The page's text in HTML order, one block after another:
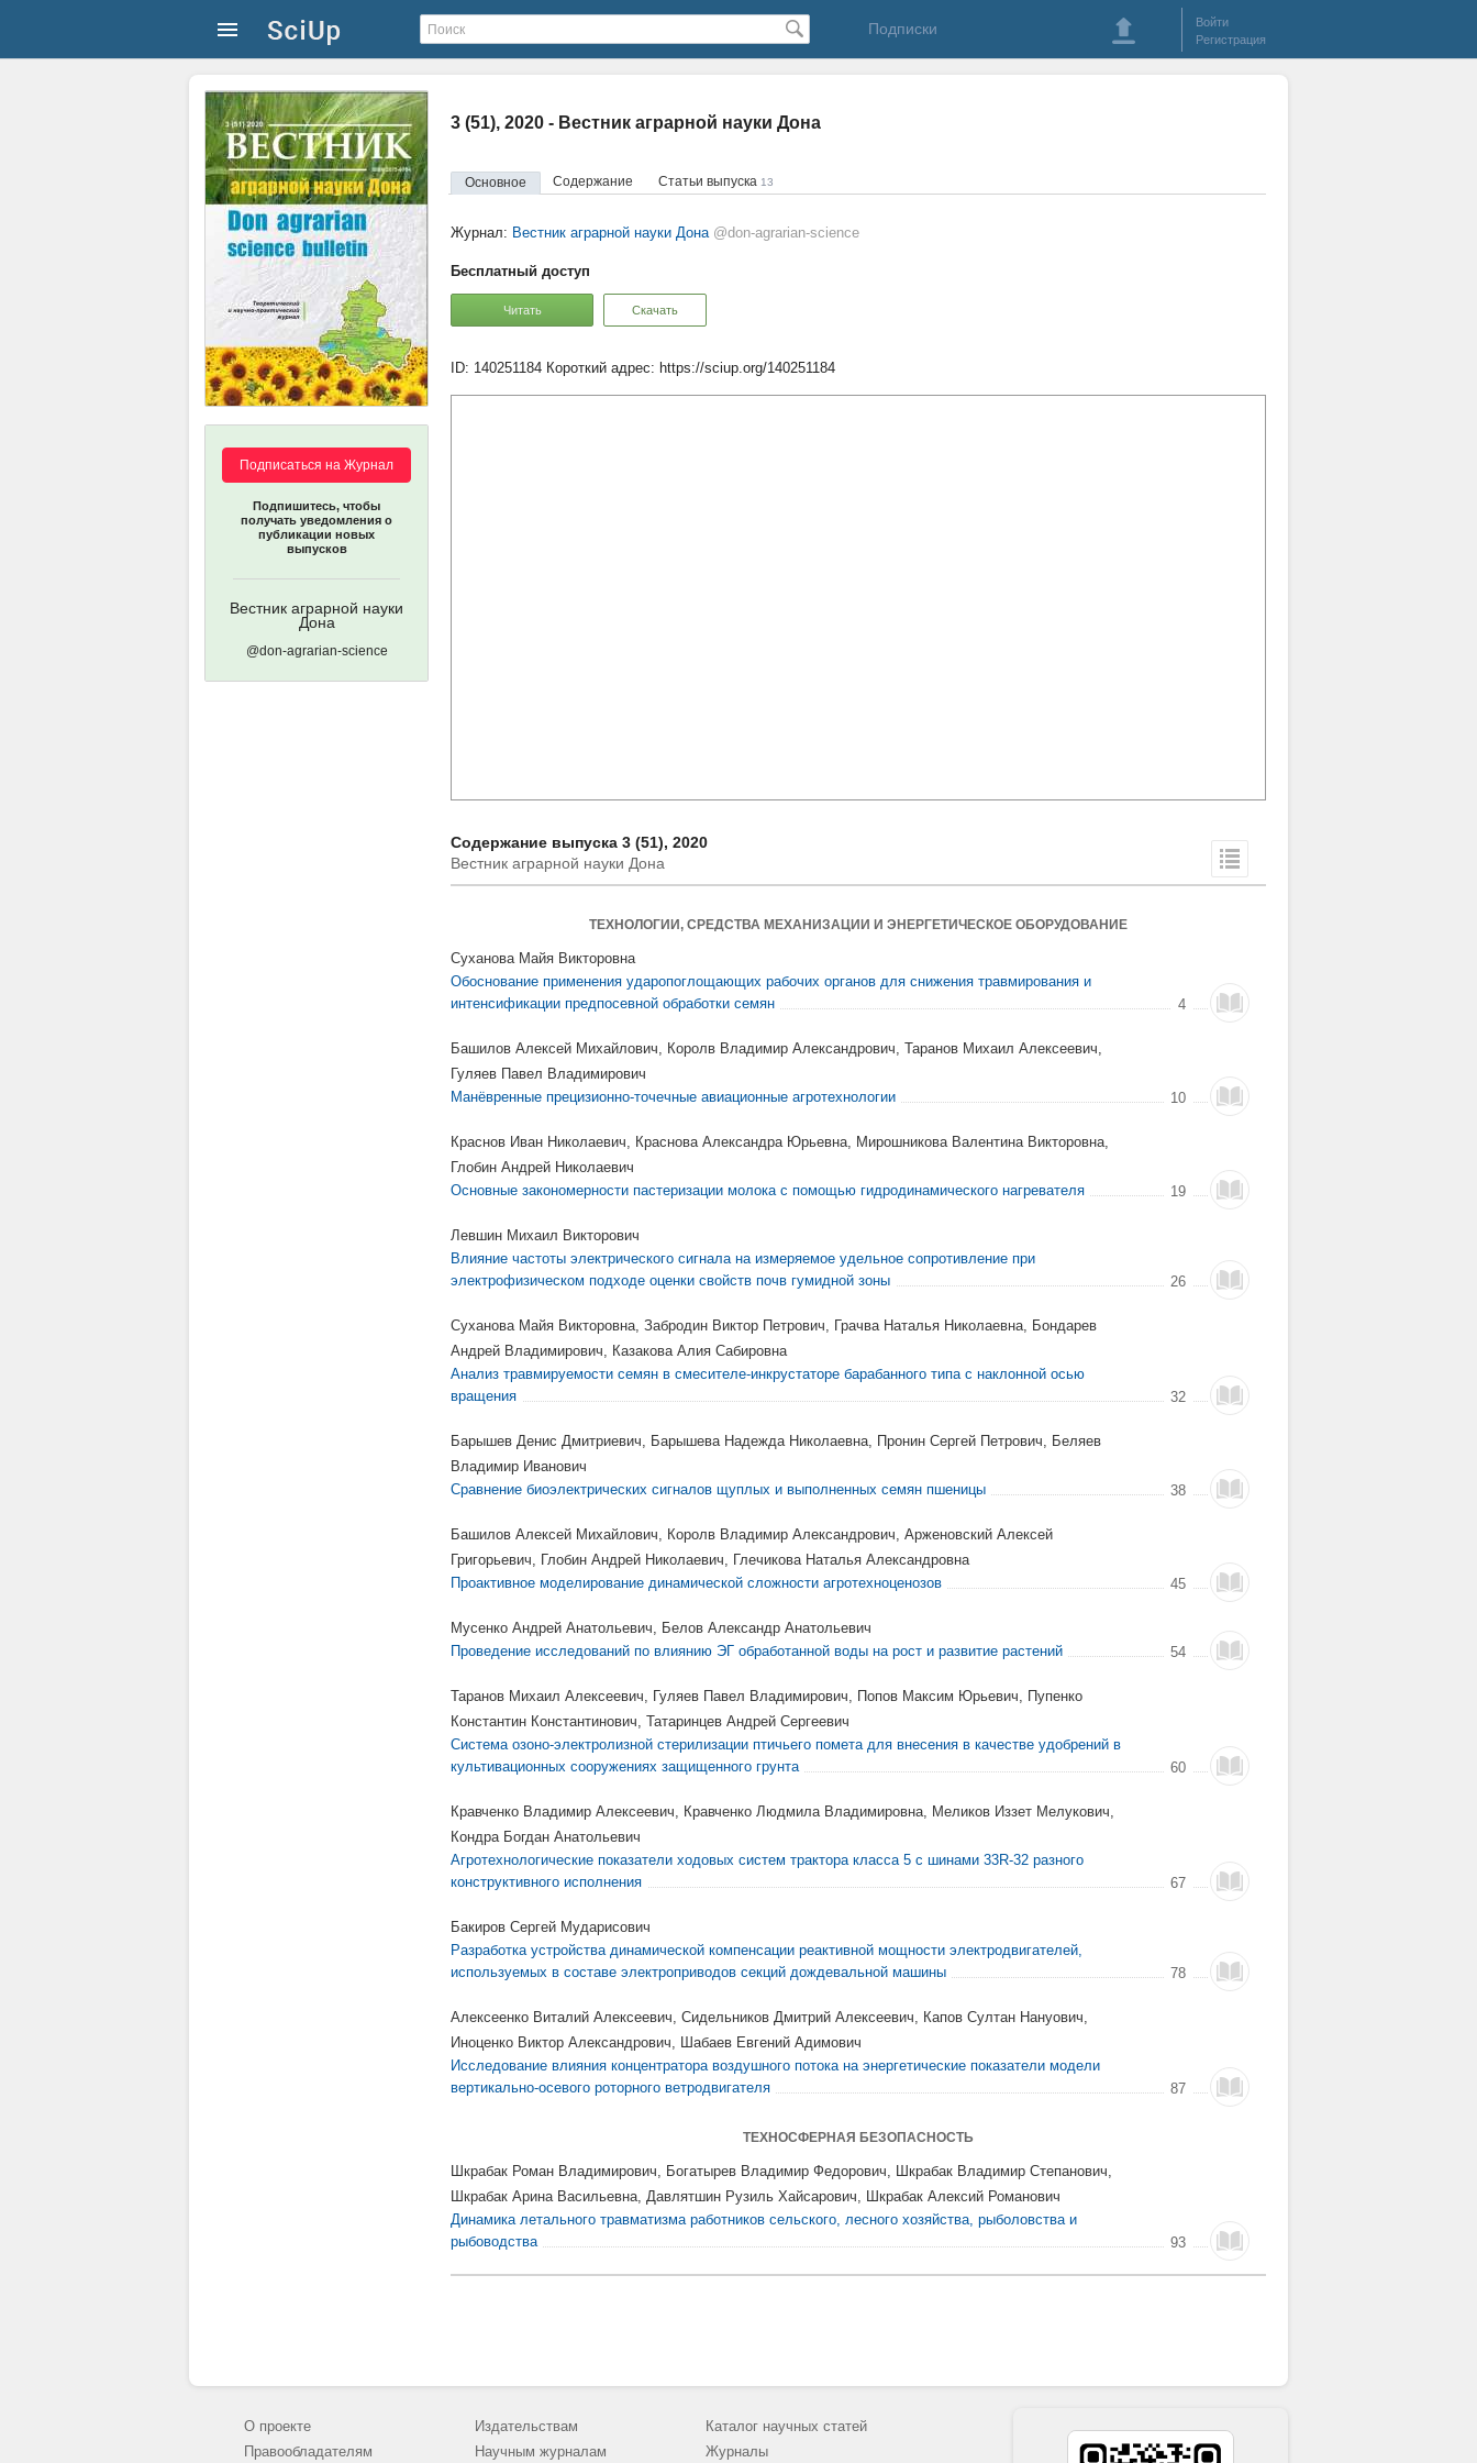
Подписки
Войти
Регистрация
3 (51), 2020 - Вестник аграрной науки Дона
Основное Содержание Статьи выпуска 13
Подписаться на Журнал
Подпишитесь, чтобы
получать уведомления о
публикации новых
выпусков
Вестник аграрной науки
Дона
@don-agrarian-science
Журнал: Вестник аграрной науки Дона @don-agrarian-science
Бесплатный доступ
Читать Скачать
ID: 140251184 Короткий адрес: https://sciup.org/140251184
Содержание выпуска 3 (51), 2020
Вестник аграрной науки Дона
ТЕХНОЛОГИИ, СРЕДСТВА МЕХАНИЗАЦИИ И ЭНЕРГЕТИЧЕСКОЕ ОБОРУДОВАНИЕ
Суханова Майя Викторовна
Обоснование применения ударопоглощающих рабочих органов для снижения травмирования и
интенсификации предпосевной обработки семян
4
Башилов Алексей Михайлович, Королв Владимир Александрович, Таранов Михаил Алексеевич,
Гуляев Павел Владимирович
Манёвренные прецизионно-точечные авиационные агротехнологии
10
Краснов Иван Николаевич, Краснова Александра Юрьевна, Мирошникова Валентина Викторовна,
Глобин Андрей Николаевич
Основные закономерности пастеризации молока с помощью гидродинамического нагревателя
19
Левшин Михаил Викторович
Влияние частоты электрического сигнала на измеряемое удельное сопротивление при
электрофизическом подходе оценки свойств почв гумидной зоны
26
Суханова Майя Викторовна, Забродин Виктор Петрович, Грачва Наталья Николаевна, Бондарев
Андрей Владимирович, Казакова Алия Сабировна
Анализ травмируемости семян в смесителе-инкрустаторе барабанного типа с наклонной осью
вращения
32
Барышев Денис Дмитриевич, Барышева Надежда Николаевна, Пронин Сергей Петрович, Беляев
Владимир Иванович
Сравнение биоэлектрических сигналов щуплых и выполненных семян пшеницы
38
Башилов Алексей Михайлович, Королв Владимир Александрович, Арженовский Алексей
Григорьевич, Глобин Андрей Николаевич, Глечикова Наталья Александровна
Проактивное моделирование динамической сложности агротехноценозов
45
Мусенко Андрей Анатольевич, Белов Александр Анатольевич
Проведение исследований по влиянию ЭГ обработанной воды на рост и развитие растений
54
Таранов Михаил Алексеевич, Гуляев Павел Владимирович, Попов Максим Юрьевич, Пупенко
Константин Константинович, Татаринцев Андрей Сергеевич
Система озоно-электролизной стерилизации птичьего помета для внесения в качестве удобрений в
культивационных сооружениях защищенного грунта
60
Кравченко Владимир Алексеевич, Кравченко Людмила Владимировна, Меликов Иззет Мелукович,
Кондра Богдан Анатольевич
Агротехнологические показатели ходовых систем трактора класса 5 с шинами 33R-32 разного
конструктивного исполнения
67
Бакиров Сергей Мударисович
Разработка устройства динамической компенсации реактивной мощности электродвигателей,
используемых в составе электроприводов секций дождевальной машины
78
Алексеенко Виталий Алексеевич, Сидельников Дмитрий Алексеевич, Капов Султан Нануович,
Иноценко Виктор Александрович, Шабаев Евгений Адимович
Исследование влияния концентратора воздушного потока на энергетические показатели модели
вертикально-осевого роторного ветродвигателя
87
ТЕХНОСФЕРНАЯ БЕЗОПАСНОСТЬ
Шкрабак Роман Владимирович, Богатырев Владимир Федорович, Шкрабак Владимир Степанович,
Шкрабак Арина Васильевна, Давлятшин Рузиль Хайсарович, Шкрабак Алексий Романович
Динамика летального травматизма работников сельского, лесного хозяйства, рыболовства и
рыбоводства
93
О проекте
Правообладателям
Издательствам
Научным журналам
Каталог научных статей
Журналы